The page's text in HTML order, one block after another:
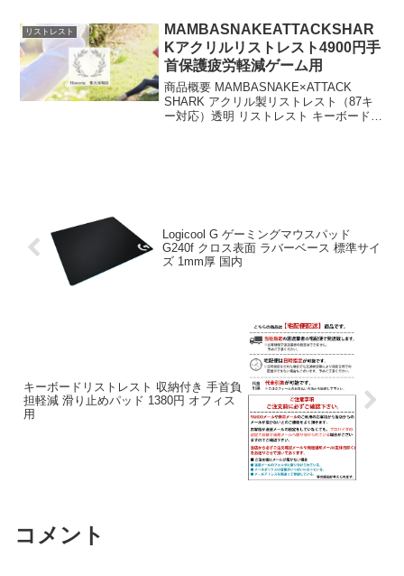
けします。 商品名 キーボード リ...
リストレスト
MAMBASNAKEATTACKSHAR
Kアクリルリストレスト4900円手
首保護疲労軽減ゲーム用
商品概要 MAMBASNAKE×ATTACK
SHARK アクリル製リストレスト（87キ
ー対応）透明 リストレスト キーボードレ
Logicool G ゲーミングマウスパッド
G240f クロス表面 ラバーベース 標準サイ
ズ 1mm厚 国内
キーボードリストレスト 収納付き 手首負
担軽減 滑り止めパッド 1380円 オフィス
用
コメント